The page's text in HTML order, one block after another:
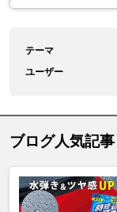
テーマ
ユーザー
ブログ人気記事